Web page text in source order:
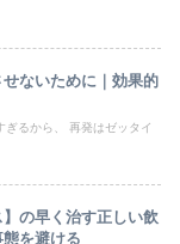
ないために｜効果的
ぎるから、 再発はゼッタイ
の早く治す正しい飲
を避ける